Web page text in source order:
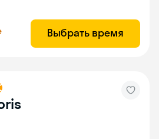
Выбрать время